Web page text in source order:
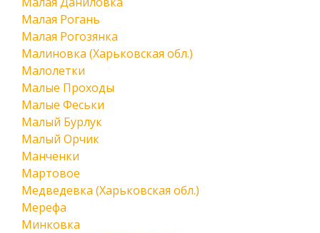
Малая Рогань
Малая Рогозянка
Малиновка (Харьковская обл.)
Малолетки
Малые Проходы
Малые Феськи
Малый Бурлук
Малый Орчик
Манченки
Мартовое
Медведевка (Харьковская обл.)
Мерефа
Минковка